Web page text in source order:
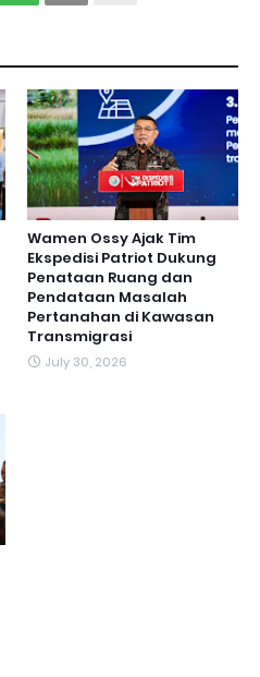
Wamen Ossy Ajak Tim
Ekspedisi Patriot Dukung
Penataan Ruang dan
Pendataan Masalah
Pertanahan di Kawasan
Transmigrasi
July 30, 2026